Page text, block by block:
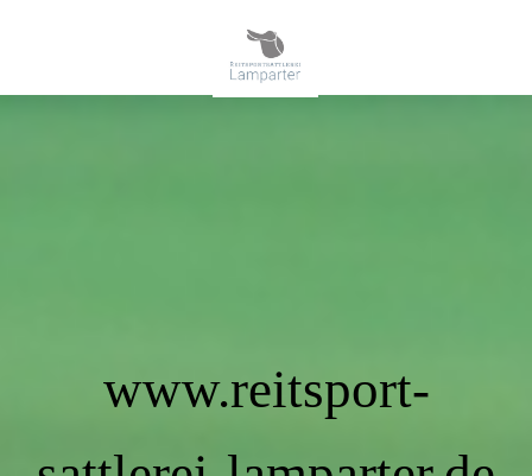
www.reitsport-